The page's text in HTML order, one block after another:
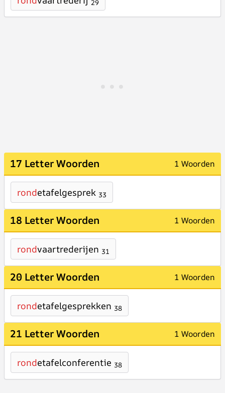
29
17 Letter Woorden 1 Woorden
rondetafelgesprek 33
18 Letter Woorden 1 Woorden
rondvaartrederijen 31
20 Letter Woorden 1 Woorden
rondetafelgesprekken 38
21 Letter Woorden 1 Woorden
rondetafelconferentie 38